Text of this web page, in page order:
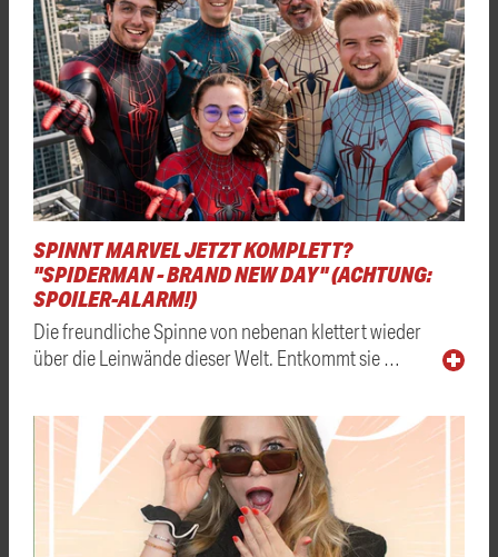
SPINNT MARVEL JETZT KOMPLETT?
"SPIDERMAN - BRAND NEW DAY" (ACHTUNG:
SPOILER-ALARM!)
Die freundliche Spinne von nebenan klettert wieder
über die Leinwände dieser Welt. Entkommt sie …